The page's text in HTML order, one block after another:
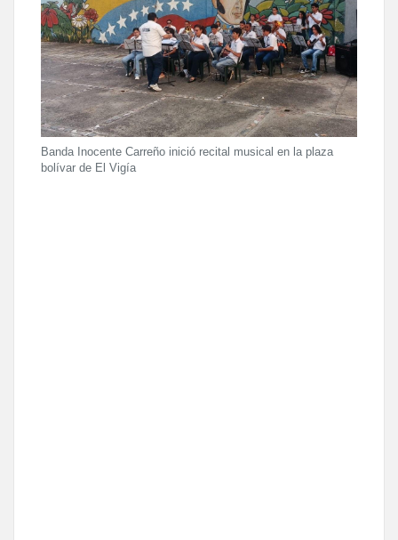
Banda Inocente Carreño inició recital musical en la plaza
bolívar de El Vigía